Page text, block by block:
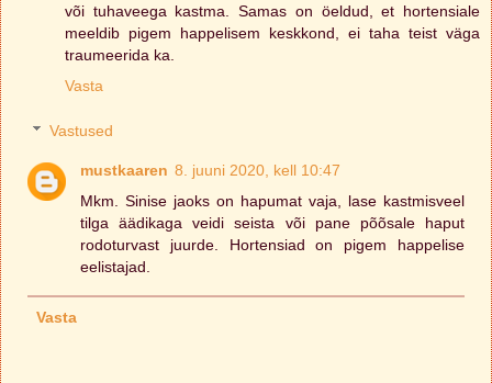
või tuhaveega kastma. Samas on öeldud, et hortensiale
meeldib pigem happelisem keskkond, ei taha teist väga
traumeerida ka.
Vasta
Vastused
mustkaaren 8. juuni 2020, kell 10:47
Mkm. Sinise jaoks on hapumat vaja, lase kastmisveel
tilga äädikaga veidi seista või pane põõsale haput
rodoturvast juurde. Hortensiad on pigem happelise
eelistajad.
Vasta